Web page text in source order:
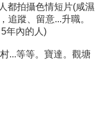
都拍攝色情短片(咸濕
追蹤、留意...升職。
年內的人)
...等等。寶達。觀塘